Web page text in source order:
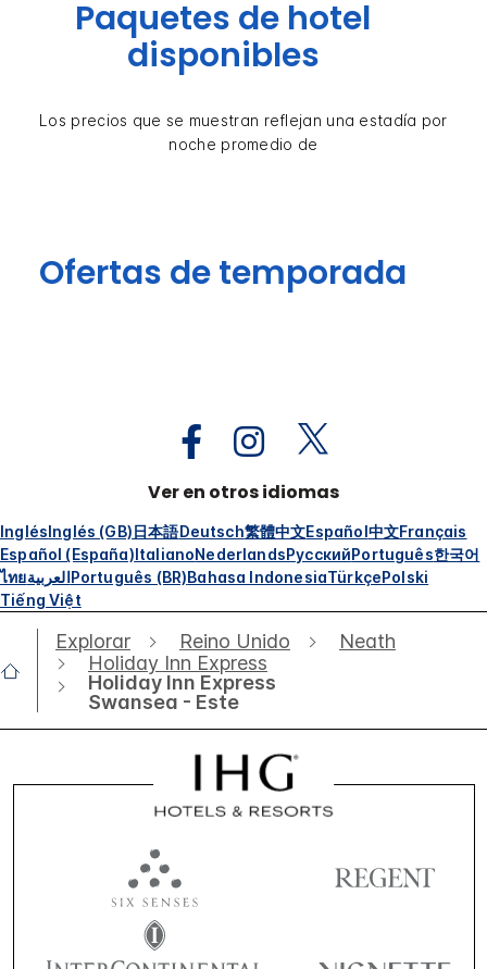
Paquetes de hotel
disponibles
Los precios que se muestran reflejan una estadía por
noche promedio de
Ofertas de temporada
Ver en otros idiomas
InglésInglés (GB)日本語Deutsch繁體中文Español中文Français
Español (España)ItalianoNederlandsРусскийPortuguês한국어
ไทยالعربيةPortuguês (BR)Bahasa IndonesiaTürkçePolski
Tiếng Việt
Explorar Reino Unido
Neath
Holiday Inn Express
Holiday Inn Express
Swansea - Este